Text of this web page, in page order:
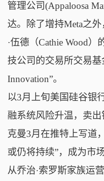
管理公司(Appaloosa
达。除了增持Meta之
·伍德（Cathie Wood
技公司的交易所交易基
Innovation”。
以3月上旬美国硅谷银
融系统风险升温，卖
克曼3月在推特上写道
或仍将持续”，成为市
从乔治·索罗斯家族运